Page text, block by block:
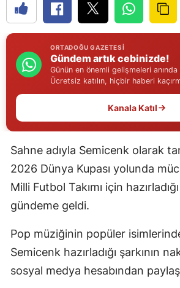
Diyarbakır
Edirne
Elazığ
Erzincan
Erzurum
Eskişehir
Gaziantep
Giresun
Hakkari
Hatay
ORTADOĞU GAZETESI
Gündem artık cebinizde!
Günün en önemli gelişmeleri
Ücretsiz katılın, hiçbir haberi
Kanala Katıl
Sahne adıyla Semicenk olarak
2026 Dünya Kupası yolunda
Milli Futbol Takımı için
gündeme geldi.
Pop müziğinin popüler
Semicenk hazırladığı şarkının
sosyal medya hesabından